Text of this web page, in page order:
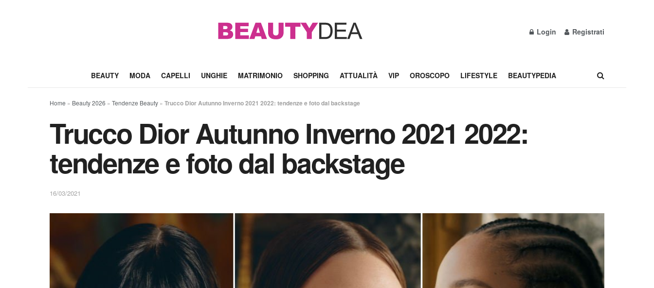
Login Registrati
BEAUTY MODA CAPELLI UNGHIE MATRIMONIO SHOPPING ATTUALITÀ VIP OROSCOPO LIFESTYLE BEAUTYPEDIA
Home » Beauty 2026 » Tendenze Beauty » Trucco Dior Autunno Inverno 2021 2022: tendenze e foto dal backstage
Trucco Dior Autunno Inverno 2021 2022:
tendenze e foto dal backstage
16/03/2021